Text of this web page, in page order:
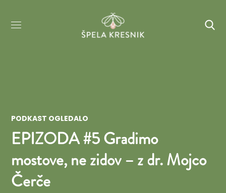
PODKAST OGLEDALO
EPIZODA #5 Gradimo
mostove, ne zidov – z dr. Mojco
Čerče